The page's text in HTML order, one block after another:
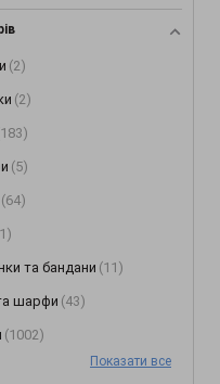
(2)
(2)
(5)
(64)
та бандани (11)
шарфи (43)
(1002)
Показати все